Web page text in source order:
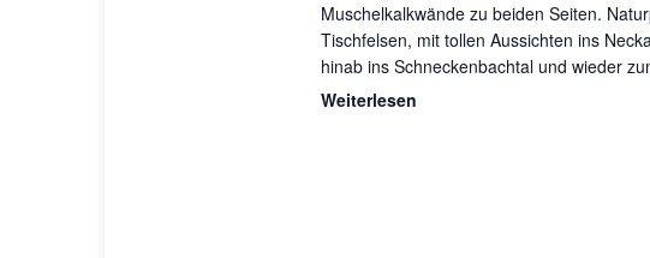
Muschelkalkwände zu beiden Seiten.
Tischfelsen, mit tollen Aussichten ins
hinab ins Schneckenbachtal und wieder
Weiterlesen